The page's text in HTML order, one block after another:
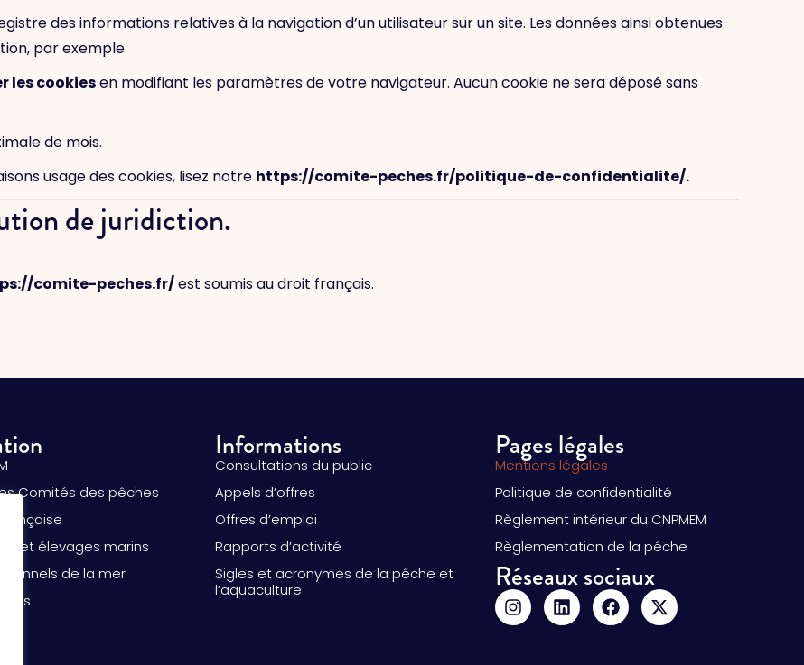
des informations relatives à la navigation d’un utilisateur sur un site. Les données ainsi obtenues
par exemple.
les cookiesen modifiant les paramètres de votre navigateur. Aucun cookie ne sera déposé sans
de mois.
usage des cookies, lisez notre https://comite-peches.fr/politique-de-confidentialite/.
de juridiction.
comite-peches.fr/est soumis au droit français.
Comités des pêches
française
et élevages marins
de la mer
Informations
Consultations du public
Appels d’offres
Offres d’emploi
Rapports d’activité
Sigles et acronymes de la pêche et
l’aquaculture
Pages légales
Mentions légales
Politique de confidentialité
Règlement intérieur du CNPMEM
Règlementation de la pêche
Réseaux sociaux